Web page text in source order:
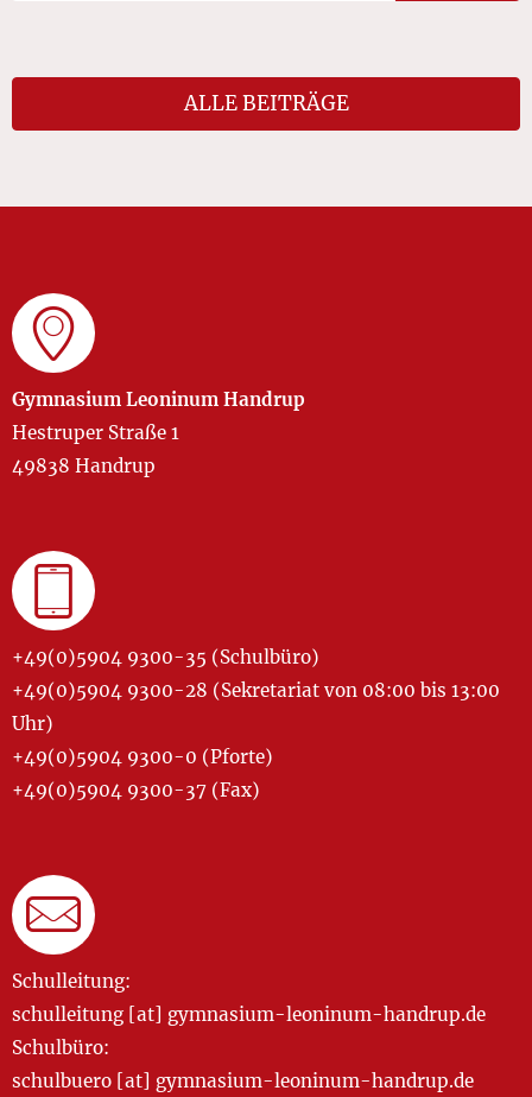
ALLE BEITRÄGE
Gymnasium Leoninum Handrup
Hestruper Straße 1
49838 Handrup
+49(0)5904 9300-35 (Schulbüro)
+49(0)5904 9300-28 (Sekretariat von 08:00 bis 13:00
Uhr)
+49(0)5904 9300-0 (Pforte)
+49(0)5904 9300-37 (Fax)
Schulleitung:
schulleitung [at] gymnasium-leoninum-handrup.de
Schulbüro:
schulbuero [at] gymnasium-leoninum-handrup.de